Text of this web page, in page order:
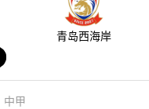
青岛西海岸
中甲